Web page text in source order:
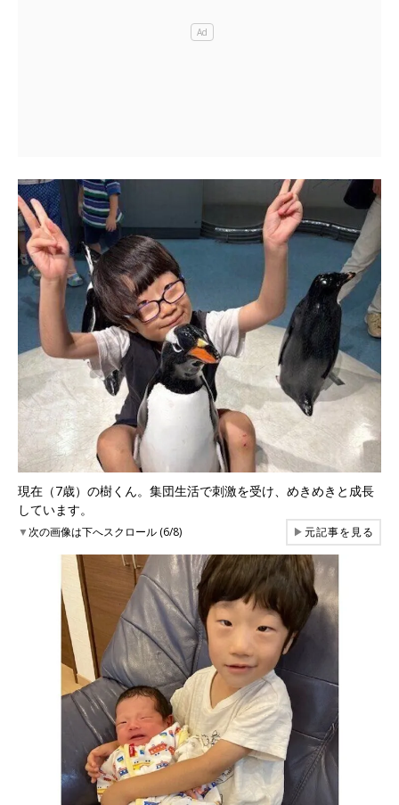
現在（7歳）の樹くん。集団生活で刺激を受け、めきめきと成長
しています。
▼次の画像は下へスクロール (6/8) ▶元記事を見る